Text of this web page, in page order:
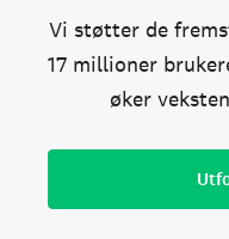
Vi støtter de
17 millioner
øker